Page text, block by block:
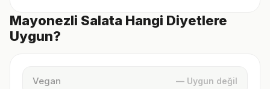
Mayonezli Salata Hangi Diyetlere
Uygun?
Vegan — Uygun değil